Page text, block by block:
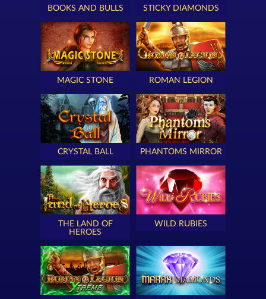
BOOKS AND BULLS STICKY DIAMONDS
MAGIC STONE ROMAN LEGION
CRYSTAL BALL PHANTOMS MIRROR
THE LAND OF
HEROES
WILD RUBIES